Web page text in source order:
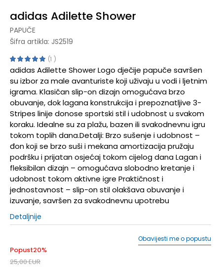
adidas Adilette Shower
PAPUČE
Šifra artikla: JS2519
1
adidas Adilette Shower Logo dječije papuče savršen
su izbor za male avanturiste koji uživaju u vodi i ljetnim
igrama. Klasičan slip-on dizajn omogućava brzo
obuvanje, dok lagana konstrukcija i prepoznatljive 3-
Stripes linije donose sportski stil i udobnost u svakom
koraku. Idealne su za plažu, bazen ili svakodnevnu igru
tokom toplih dana.Detalji: Brzo sušenje i udobnost –
đon koji se brzo suši i mekana amortizacija pružaju
podršku i prijatan osjećaj tokom cijelog dana Lagan i
fleksibilan dizajn – omogućava slobodno kretanje i
udobnost tokom aktivne igre Praktičnost i
jednostavnost – slip-on stil olakšava obuvanje i
izuvanje, savršen za svakodnevnu upotrebu
Detaljnije
Popust20%
25,00EUR
Obavijesti me o popustu